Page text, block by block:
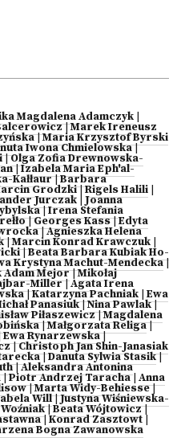
Magdalena Adamczyk
|Marek Ireneusz
|Maria Krzysztof Byrski
Iwona Chmielowska|
|Olga Zofia Drewnowska-
|Izabela Maria Eph'al-
Kałłaur|Barbara
Grodzki|Rigels Halili
Jurczak Joanna
|Irena Stefania
|Georges Kass|Edyta
|Agnieszka Helena
|Marcin Konrad Krawczuk
|Beata Barbara Kubiak Ho-
Krystyna Machut-Mendecka|
Adam Mejor|Mikołaj
Miller|Agata Irena
|Katarzyna Pachniak Ewa
Panasiuk|Nina Pawlak|
Piłaszewicz|Magdalena
|Małgorzata Religa|
Ewa Rynarzewska|
|Christoph Jan Shin-Janasiak
|Danuta Sylwia Stasik|
|Aleksandra Antonina
|Piotr Andrzej Taracha| Anna
|Marta Widy-Behiesse|
Will|Justyna Wiśniewska-
|Beata Wójtowicz|
| Konrad Zasztowt
Bogna Zawanowska